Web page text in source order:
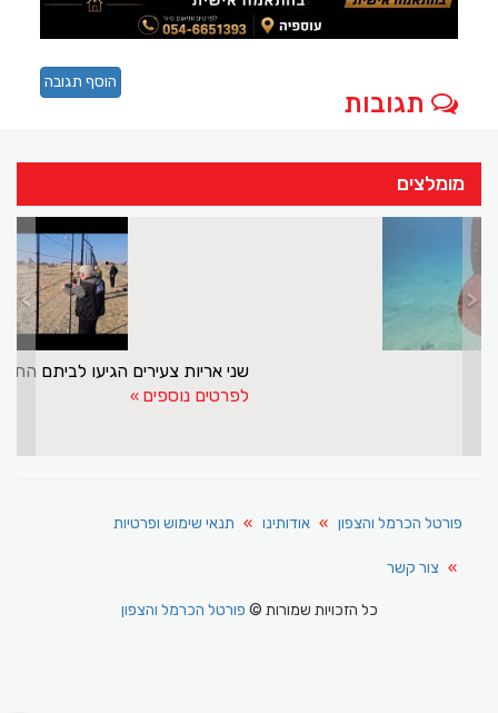
תגובות
הוסף תגובה
מומלצים
> <
פורטל הכרמל והצפון אודותינו תנאי שימוש ופרטיות
צור קשר
כל הזכויות שמורות ©פורטל הכרמל והצפון